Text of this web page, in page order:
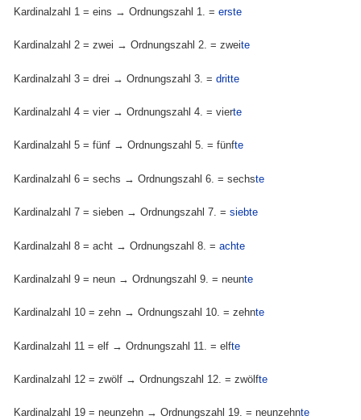
Kardinalzahl 1 = eins → Ordnungszahl 1. =erste
Kardinalzahl 2 = zwei → Ordnungszahl 2. = zweite
Kardinalzahl 3 = drei → Ordnungszahl 3. =dritte
Kardinalzahl 4 = vier → Ordnungszahl 4. = vierte
Kardinalzahl 5 = fünf → Ordnungszahl 5. = fünfte
Kardinalzahl 6 = sechs → Ordnungszahl 6. = sechste
Kardinalzahl 7 = sieben → Ordnungszahl 7. =siebte
Kardinalzahl 8 = acht → Ordnungszahl 8. =achte
Kardinalzahl 9 = neun → Ordnungszahl 9. = neunte
Kardinalzahl 10 = zehn → Ordnungszahl 10. = zehnte
Kardinalzahl 11 = elf → Ordnungszahl 11. = elfte
Kardinalzahl 12 = zwölf → Ordnungszahl 12. = zwölfte
Kardinalzahl 19 = neunzehn → Ordnungszahl 19. = neunzehnte